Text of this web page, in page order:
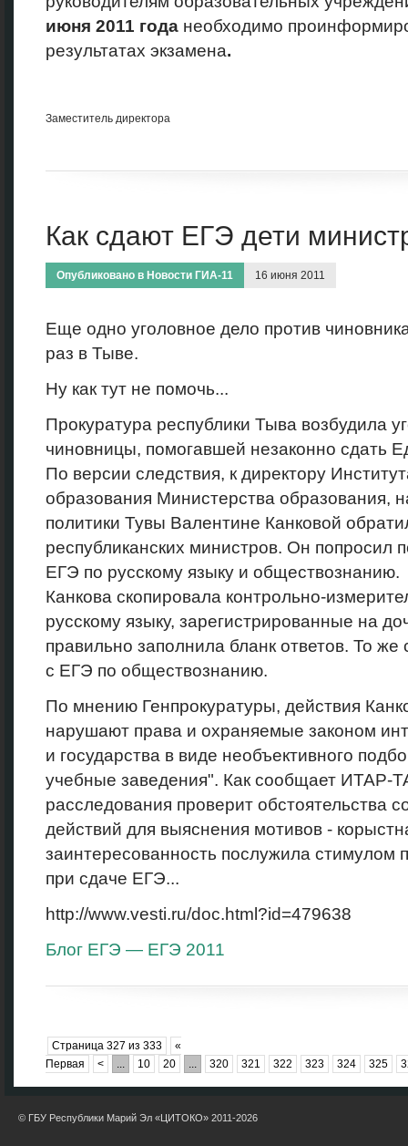
июня 2011 года необходимо
результатах экзамена.
Заместитель директора
Как сдают ЕГЭ дети
Опубликовано в Новости ГИА-11 16 июня 2011
Еще одно уголовное дело против
раз в Тыве.
Ну как тут не помочь...
Прокуратура республики Тыва возбудила
чиновницы, помогавшей незаконно сдать
По версии следствия, к директору
образования Министерства образования,
политики Тувы Валентине Канковой
республиканских министров. Он попросил
ЕГЭ по русскому языку и обществознанию.
Канкова скопировала контрольно-
русскому языку, зарегистрированные на
правильно заполнила бланк ответов. То
с ЕГЭ по обществознанию.
По мнению Генпрокуратуры, действия
нарушают права и охраняемые законом
и государства в виде необъективного
учебные заведения". Как сообщает ИТАР-
расследования проверит обстоятельства
действий для выяснения мотивов -
заинтересованность послужила стимулом
при сдаче ЕГЭ...
http://www.vesti.ru/doc.html?id=479638
Блог ЕГЭ — ЕГЭ 2011
Страница 327 из 333
«
Первая
< ... 10 20 ... 320 321 322 323 324 325
© ГБУ Республики Марий Эл «ЦИТОКО» 2011-2026